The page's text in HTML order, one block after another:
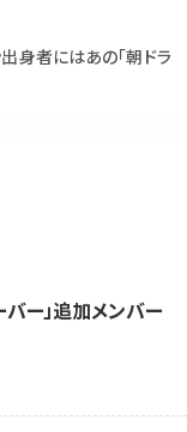
身者にはあの「朝ドラ
ー」追加メンバー